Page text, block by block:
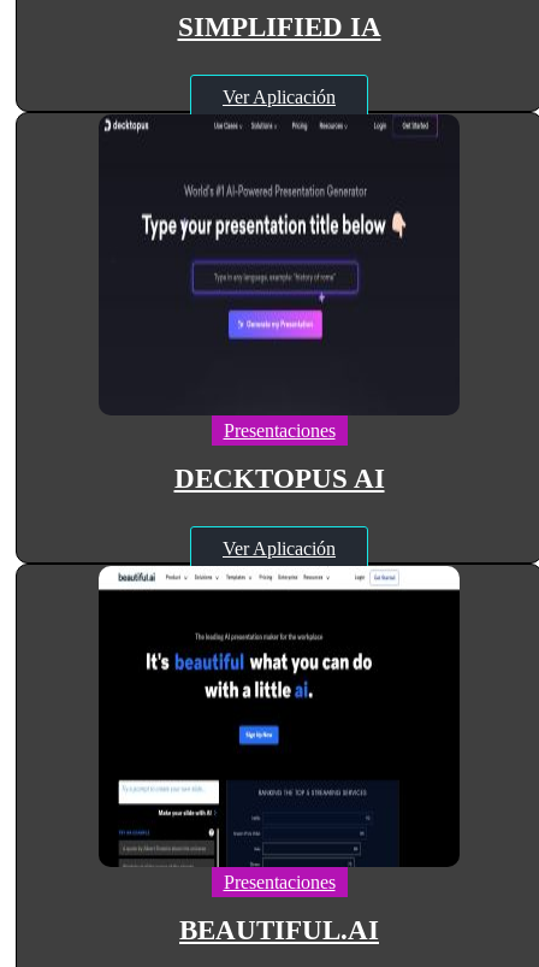
SIMPLIFIED IA
Ver Aplicación
Presentaciones
DECKTOPUS AI
Ver Aplicación
Presentaciones
BEAUTIFUL.AI